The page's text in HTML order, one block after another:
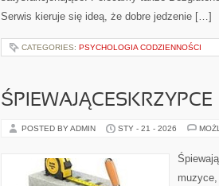
Serwis kieruje się ideą, że dobre jedzenie […]
CATEGORIES: PSYCHOLOGIA CODZIENNOŚCI
ŚPIEWAJĄCESKRZYPCE
POSTED BY ADMIN STY - 21 - 2026